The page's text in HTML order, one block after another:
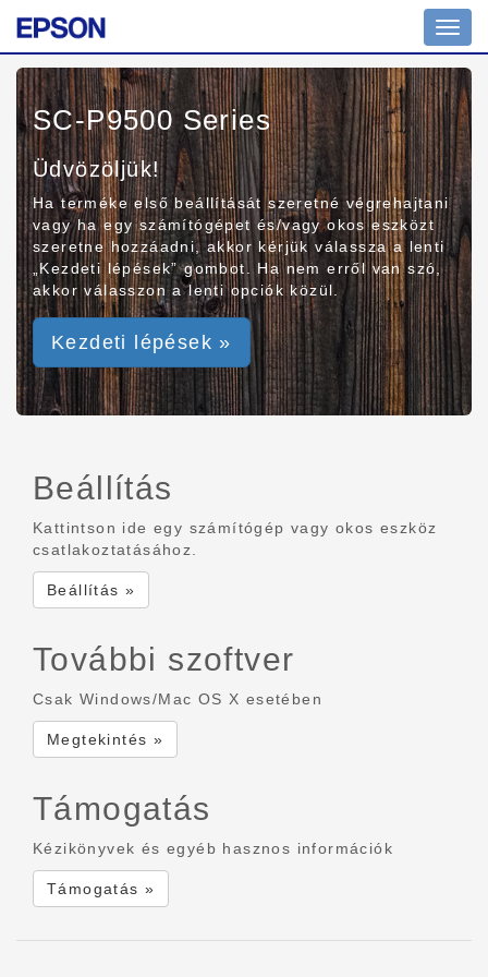
SC-P9500 Series
Üdvözöljük!
Ha terméke első beállítását szeretné végrehajtani
vagy ha egy számítógépet és/vagy okos eszközt
szeretne hozzáadni, akkor kérjük válassza a lenti
„Kezdeti lépések” gombot. Ha nem erről van szó,
akkor válasszon a lenti opciók közül.
Kezdeti lépések »
Beállítás
Kattintson ide egy számítógép vagy okos eszköz
csatlakoztatásához.
Beállítás »
További szoftver
Csak Windows/Mac OS X esetében
Megtekintés »
Támogatás
Kézikönyvek és egyéb hasznos információk
Támogatás »